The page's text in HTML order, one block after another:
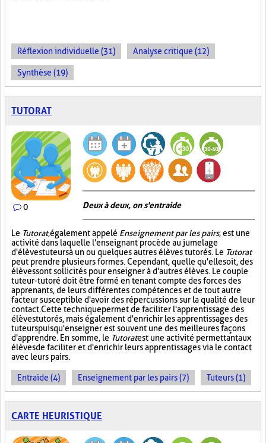
Réflexion individuelle (31) Analyse critique (12)
Synthèse (19)
TUTORAT
0 Deux à deux, on s'entraide
Le Tutorat, également appelé Enseignement par les pairs, est une
activité dans laquelle l'enseignant procède au jumelage
d'élèves tuteurs à un ou quelques autres élèves tutorés. Le Tutorat
peut prendre plusieurs formes. Cependant, quelle qu'elle soit, des
élèves sont sollicités pour enseigner à d'autres élèves. Le couple
tuteur-tutoré doit être formé en tenant compte des forces des
apprenants, de leurs différentes compétences et de tout autre
facteur susceptible d'avoir des répercussions sur la qualité de leur
contact. Cette technique permet de faciliter l'apprentissage des
élèves tutorés, mais également d'enrichir les apprentissages des
tuteurs puisqu'enseigner est souvent une des meilleures façons
d'apprendre. En somme, le Tutoratest une activité permettant aux
élèves de faciliter et d'enrichir leurs apprentissages via le contact
avec leurs pairs.
Entraide (4) Enseignement par les pairs (7) Tuteurs (1)
CARTE HEURISTIQUE